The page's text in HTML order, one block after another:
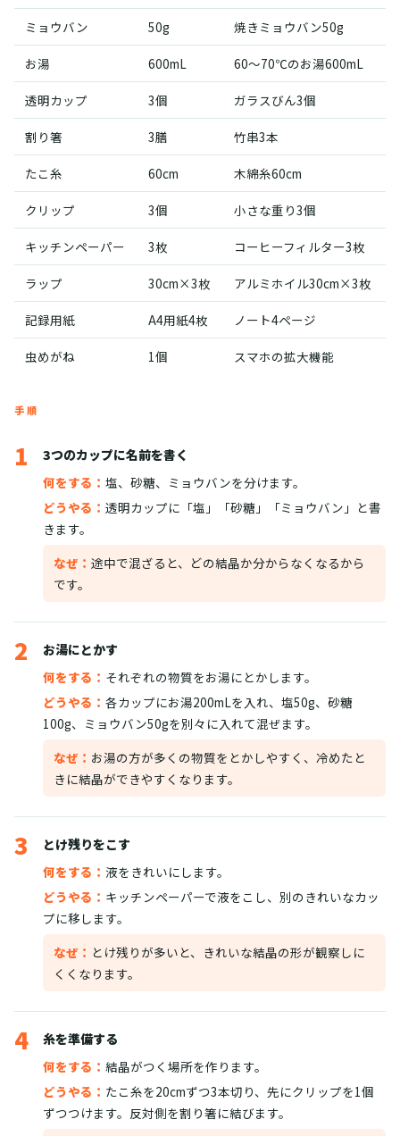
ミョウバン 50g 焼きミョウバン50g
お湯 600mL 60〜70℃のお湯600mL
透明カップ 3個 ガラスびん3個
割り箸 3膳 竹串3本
たこ糸 60cm 木綿糸60cm
クリップ 3個 小さな重り3個
キッチンペーパー 3枚 コーヒーフィルター3枚
ラップ 30cm×3枚 アルミホイル30cm×3枚
記録用紙 A4用紙4枚 ノート4ページ
虫めがね 1個 スマホの拡大機能
手順
1
3つのカップに名前を書く
何をする： 塩、砂糖、ミョウバンを分けます。
どうやる： 透明カップに「塩」「砂糖」「ミョウバン」と書
きます。
なぜ： 途中で混ざると、どの結晶か分からなくなるから
です。
2
お湯にとかす
何をする： それぞれの物質をお湯にとかします。
どうやる： 各カップにお湯200mLを入れ、塩50g、砂糖
100g、ミョウバン50gを別々に入れて混ぜます。
なぜ： お湯の方が多くの物質をとかしやすく、冷めたと
きに結晶ができやすくなります。
3
とけ残りをこす
何をする： 液をきれいにします。
どうやる： キッチンペーパーで液をこし、別のきれいなカッ
プに移します。
なぜ： とけ残りが多いと、きれいな結晶の形が観察しに
くくなります。
4
糸を準備する
何をする： 結晶がつく場所を作ります。
どうやる： たこ糸を20cmずつ3本切り、先にクリップを1個
ずつつけます。反対側を割り箸に結びます。